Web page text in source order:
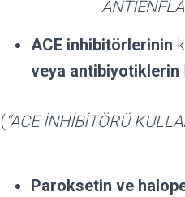
ACE inhibitörlerinin
veya antibiyotiklerin
(“ACE İNHİBİTÖRÜ
Paroksetin ve